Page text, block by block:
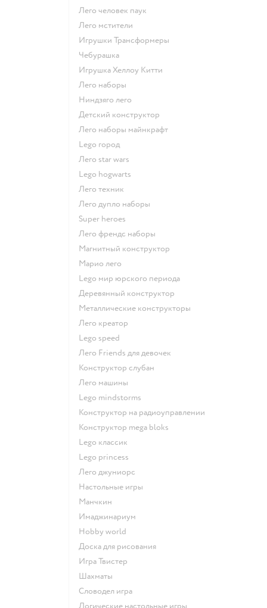
Лего человек паук
Лего мстители
Игрушки Трансформеры
Чебурашка
Игрушка Хеллоу Китти
Лего наборы
Ниндзяго лего
Детский конструктор
Лего наборы майнкрафт
Lego город
Лего star wars
Lego hogwarts
Лего техник
Лего дупло наборы
Super heroes
Лего френдс наборы
Магнитный конструктор
Марио лего
Lego мир юрского периода
Деревянный конструктор
Металлические конструкторы
Лего креатор
Lego speed
Лего Friends для девочек
Конструктор слубан
Лего машины
Lego mindstorms
Конструктор на радиоуправлении
Конструктор mega bloks
Lego классик
Lego princess
Лего джуниорс
Настольные игры
Манчкин
Имаджинариум
Hobby world
Доска для рисования
Игра Твистер
Шахматы
Словодел игра
Логические настольные игры